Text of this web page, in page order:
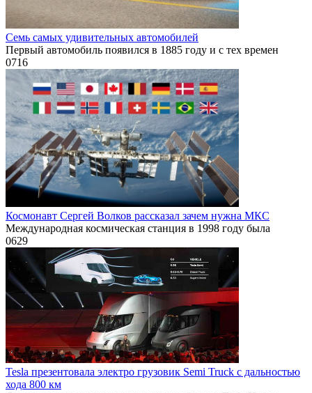
Семь самых удивительных автомобилей
Первый автомобиль появился в 1885 году и с тех времен
0716
Космонавт Сергей Волков рассказал зачем нужна МКС
Международная космическая станция в 1998 году была
0629
Tesla презентовала электро грузовик Semi Truck с дальностью
хода 800 км